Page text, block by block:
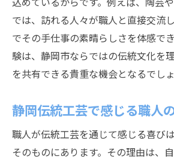
では、訪れる人々が職人と直接交流
でその手仕事の素晴らしさを体感で
験は、静岡市ならではの伝統文化を
を共有できる貴重な機会となるでしょ
静岡伝統工芸で感じる職人
職人が伝統工芸を通じて感じる喜び
そのものにあります。その理由は、